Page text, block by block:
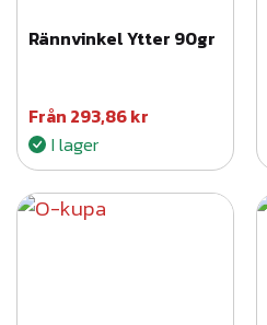
Rännvinkel Ytter 90gr
Från 293,86kr
I lager